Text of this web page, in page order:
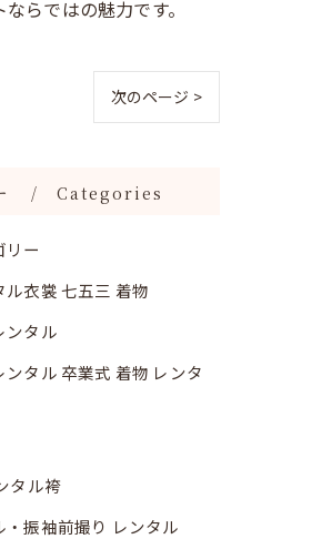
らではの魅力です。
次のページ >
Categories
リー
衣裳 七五三 着物
ンタル
タル 卒業式 着物 レンタ
タル袴
振袖前撮り レンタル